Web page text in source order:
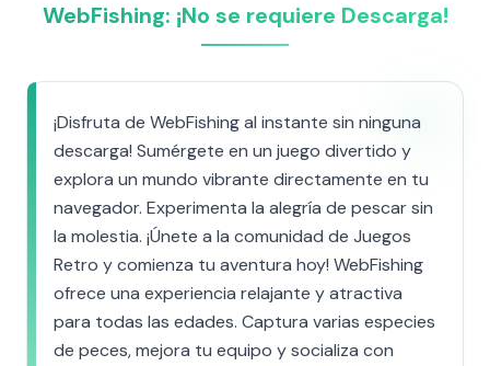
WebFishing: ¡No se requiere Descarga!
¡Disfruta de WebFishing al instante sin ninguna
descarga! Sumérgete en un juego divertido y
explora un mundo vibrante directamente en tu
navegador. Experimenta la alegría de pescar sin
la molestia. ¡Únete a la comunidad de Juegos
Retro y comienza tu aventura hoy! WebFishing
ofrece una experiencia relajante y atractiva
para todas las edades. Captura varias especies
de peces, mejora tu equipo y socializa con